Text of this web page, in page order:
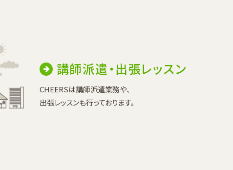
講師派遣・出張レッスン
CHEERSは講師派遣業務や、
出張レッスンも行っております。